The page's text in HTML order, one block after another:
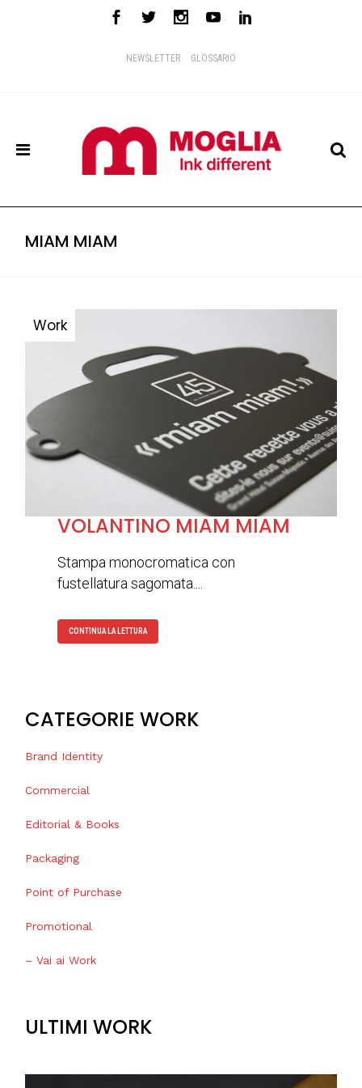
NEWSLETTER GLOSSARIO
MIAM MIAM
VOLANTINO MIAM MIAM
Stampa monocromatica con
fustellatura sagomata....
CONTINUA LA LETTURA
CATEGORIE WORK
Brand Identity
Commercial
Editorial & Books
Packaging
Point of Purchase
Promotional
– Vai ai Work
ULTIMI WORK